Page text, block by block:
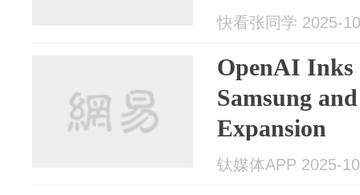
快看张同学 2025-
OpenAI
Samsung
Expansion
钛媒体APP 2025-